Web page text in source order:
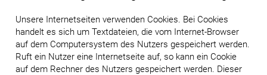
Unsere Internetseiten verwenden Cookies. Bei Cookies
handelt es sich um Textdateien, die vom Internet-Browser
auf dem Computersystem des Nutzers gespeichert werden.
Ruft ein Nutzer eine Internetseite auf, so kann ein Cookie
auf dem Rechner des Nutzers gespeichert werden. Dieser